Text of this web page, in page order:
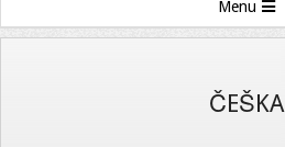
BOSNE
Navigation
Menu
ČEŠKA